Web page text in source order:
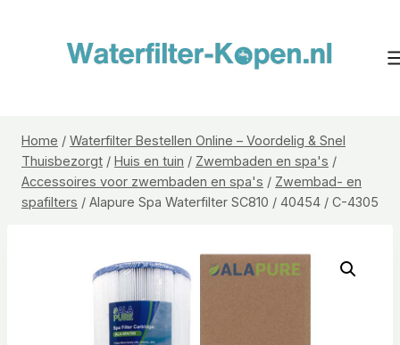
Home / Waterfilter Bestellen Online – Voordelig & Snel
Thuisbezorgt / Huis en tuin / Zwembaden en spa's /
Accessoires voor zwembaden en spa's / Zwembad- en
spafilters / Alapure Spa Waterfilter SC810 / 40454 / C-4305